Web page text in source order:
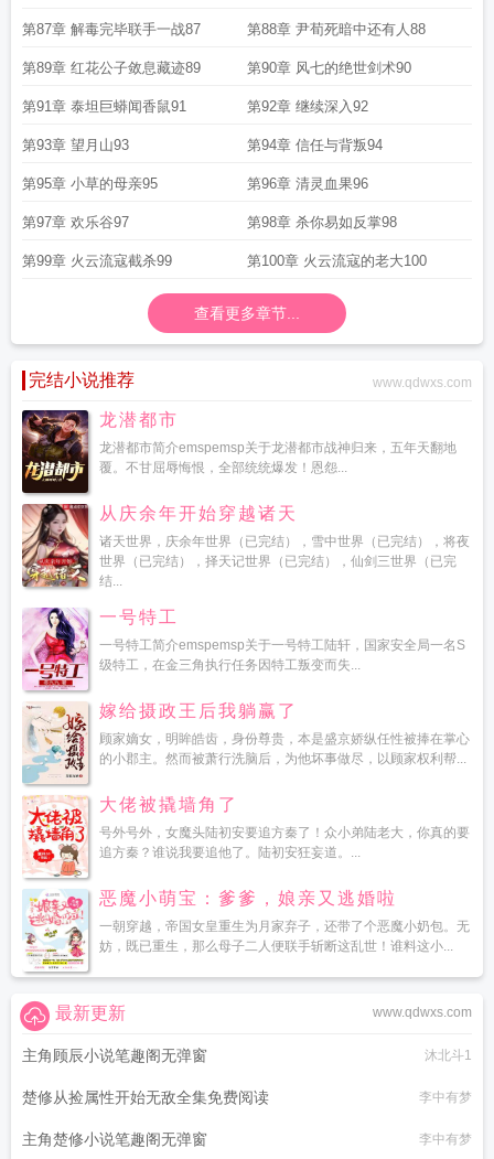
第87章 解毒完毕联手一战87 第88章 尹荀死暗中还有人88
第89章 红花公子敛息藏迹89 第90章 风七的绝世剑术90
第91章 泰坦巨蟒闻香鼠91 第92章 继续深入92
第93章 望月山93 第94章 信任与背叛94
第95章 小草的母亲95 第96章 清灵血果96
第97章 欢乐谷97 第98章 杀你易如反掌98
第99章 火云流寇截杀99 第100章 火云流寇的老大100
查看更多章节...
完结小说推荐 www.qdwxs.com
龙潜都市
龙潜都市简介emspemsp关于龙潜都市战神归来，五年天翻地
覆。不甘屈辱悔恨，全部统统爆发！恩怨...
从庆余年开始穿越诸天
诸天世界，庆余年世界（已完结），雪中世界（已完结），将夜
世界（已完结），择天记世界（已完结），仙剑三世界（已完
结...
一号特工
一号特工简介emspemsp关于一号特工陆轩，国家安全局一名S
级特工，在金三角执行任务因特工叛变而失...
嫁给摄政王后我躺赢了
顾家嫡女，明眸皓齿，身份尊贵，本是盛京娇纵任性被捧在掌心
的小郡主。然而被萧行洗脑后，为他坏事做尽，以顾家权利帮...
大佬被撬墙角了
号外号外，女魔头陆初安要追方秦了！众小弟陆老大，你真的要
追方秦？谁说我要追他了。陆初安狂妄道。...
恶魔小萌宝：爹爹，娘亲又逃婚啦
一朝穿越，帝国女皇重生为月家弃子，还带了个恶魔小奶包。无
妨，既已重生，那么母子二人便联手斩断这乱世！谁料这小...
www.qdwxs.com
最新更新
主角顾辰小说笔趣阁无弹窗 沐北斗1
楚修从捡属性开始无敌全集免费阅读 李中有梦
主角楚修小说笔趣阁无弹窗 李中有梦